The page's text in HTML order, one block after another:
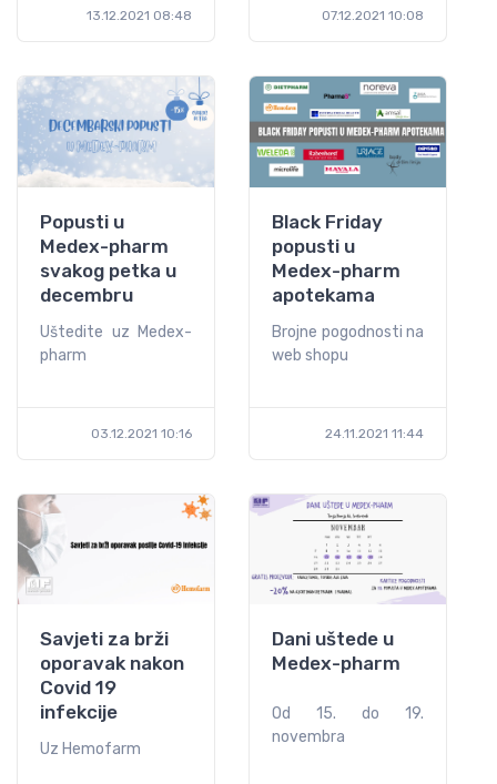
13.12.2021 08:48 07.12.2021 10:08
Popusti u
Medex-pharm
svakog petka u
decembru
Uštedite uz Medex-
pharm
03.12.2021 10:16
Black Friday
popusti u
Medex-pharm
apotekama
Brojne pogodnosti na
web shopu
24.11.2021 11:44
Savjeti za brži
oporavak nakon
Covid 19
infekcije
Uz Hemofarm
Dani uštede u
Medex-pharm
Od 15. do 19.
novembra